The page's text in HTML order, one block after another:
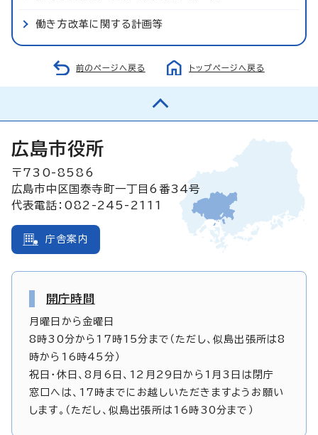
働き方改革に関する計画等
前のページへ戻る トップページへ戻る
広島市役所
〒730-8586
広島市中区国泰寺町一丁目6番34号
代表電話：082-245-2111
庁舎案内
開庁時間
月曜日から金曜日
8時30分から17時15分まで（ただし、似島出張所は8
時から16時45分）
祝日・休日、8月6日、12月29日から1月3日は閉庁
窓口へは、17時までにお越しいただきますようお願い
します。（ただし、似島出張所は16時30分まで）